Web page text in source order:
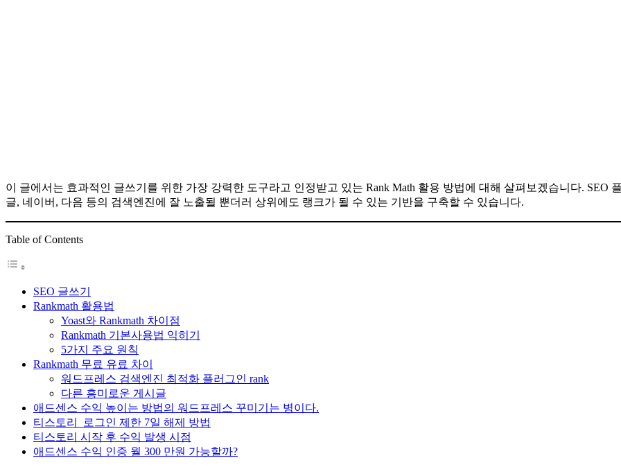
이 글에서는 효과적인 글쓰기를 위한 가장 강력한 도구라고 인정받고 있는 Rank Math 활용 방법에 대해 살펴보겠습니다. SEO
글, 네이버, 다음 등의 검색엔진에 잘 노출될 뿐더러 상위에도 랭크가 될 수 있는 기반을 구축할 수 있습니다.
Table of Contents
SEO 글쓰기
Rankmath 활용법
Yoast와 Rankmath 차이점
Rankmath 기본사용법 익히기
5가지 주요 원칙
Rankmath 무료 유료 차이
워드프레스 검색엔진 최적화 플러그인 rank
다른 흥미로운 게시글
애드센스 수익 높이는 방법의 워드프레스 꾸미기는 병이다.
티스토리 로그인 제한 7일 해제 방법
티스토리 시작 후 수익 발생 시점
애드센스 수익 인증 월 300 만원 가능할까?